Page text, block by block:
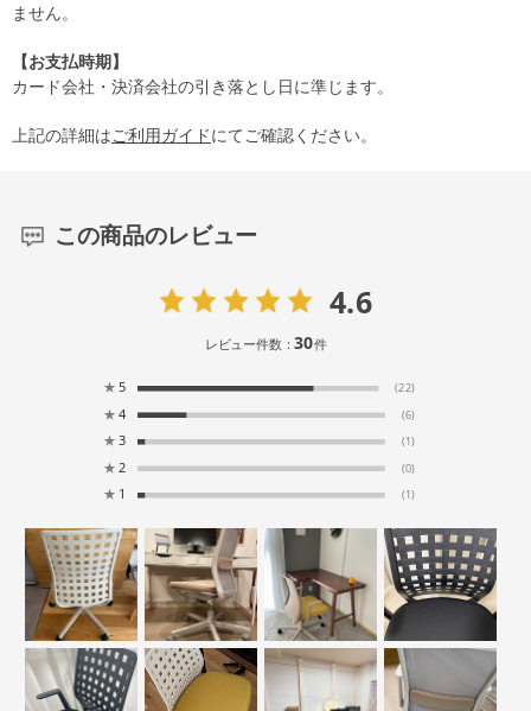
ません。
【お支払時期】
カード会社・決済会社の引き落とし日に準じます。
上記の詳細はご利用ガイドにてご確認ください。
この商品のレビュー
4.6
レビュー件数：30件
★ 5 (22)
★ 4 (6)
★ 3 (1)
★ 2 (0)
★ 1 (1)